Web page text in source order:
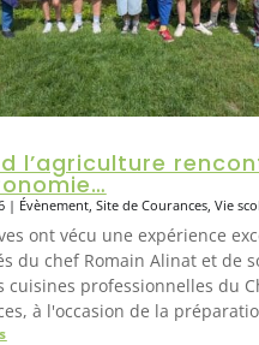
l’agriculture
| Évènement, Site de Courances, Vie
ont vécu une expérience
du chef Romain Alinat et de
cuisines professionnelles du
à l'occasion de la